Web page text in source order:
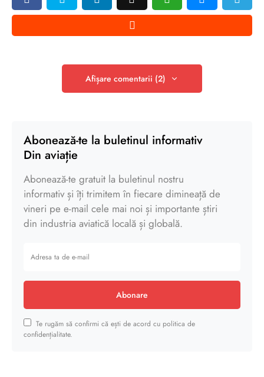
Afișare comentarii (2)
Abonează-te la buletinul informativ
Din aviație
Abonează-te gratuit la buletinul nostru
informativ și îți trimitem în fiecare dimineață de
vineri pe e-mail cele mai noi și importante știri
din industria aviatică locală și globală.
Abonare
Te rugăm să confirmi că ești de acord cu politica de
confidențialitate.